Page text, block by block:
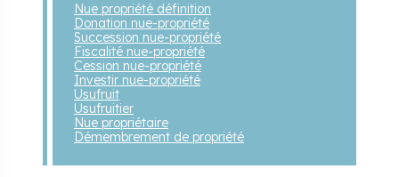
Nue propriété définition
Donation nue-propriété
Succession nue-propriété
Fiscalité nue-propriété
Cession nue-propriété
Investir nue-propriété
Usufruit
Usufruitier
Nue propriétaire
Démembrement de propriété